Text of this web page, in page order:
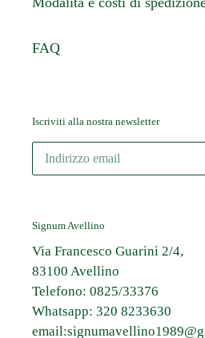
FAQ
Iscriviti alla nostra newsletter
Signum Avellino
Via Francesco Guarini 2/4,
83100 Avellino
Telefono: 0825/33376
Whatsapp: 320 8233630